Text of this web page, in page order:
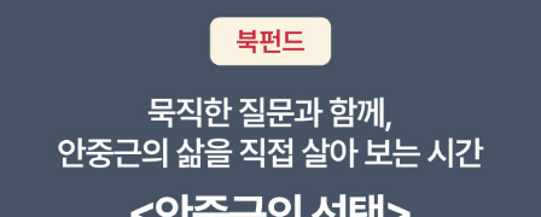
이 있습니다.중요한 개념은 ORM과 SQLAlchemy입니다. 보통 DB
에서 조회를 할때, sql 쿼리문을 작성을 사용하는데, ORM개념을 통
해서 쿼리문 대신에 정보를 조회하고그것을 SQLAlchemy을 이용
합니다.이러한 방식은 java, node등 다른 언어를 사용하는 방식에서
도 일반적으로 사용되는 방식입니다. · 회원가입을 통해서 이것을 접
목시켜봅니다.모델이라는 개념을 통해서 ORM의 테이블 개념을 적